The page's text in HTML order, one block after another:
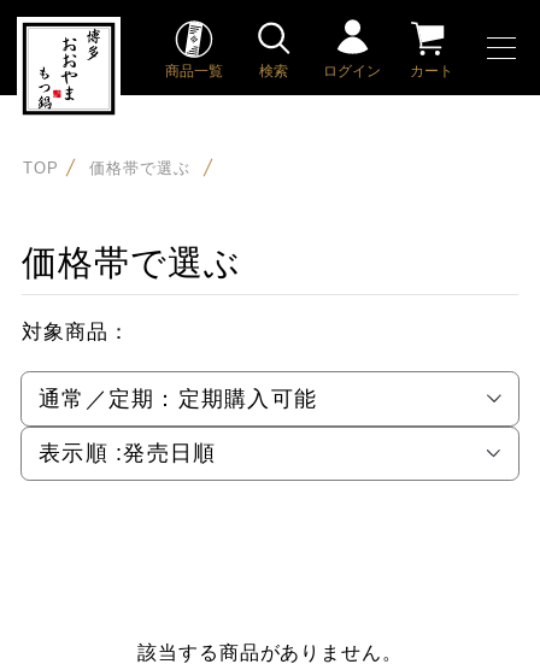
商品一覧 検索 ログイン カート
TOP 価格帯で選ぶ
価格帯で選ぶ
対象商品：
通常／定期： 定期購入可能
表示順 :発売日順
該当する商品がありません。